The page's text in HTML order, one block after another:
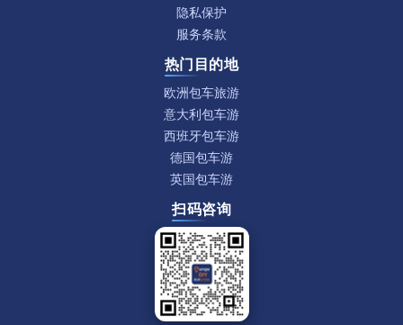
隐私保护
服务条款
热门目的地
欧洲包车旅游
意大利包车游
西班牙包车游
德国包车游
英国包车游
扫码咨询